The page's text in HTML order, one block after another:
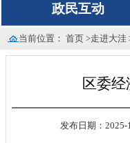
政民互动
当前位置：首页 >走进大洼
区委
发布日期：2025-